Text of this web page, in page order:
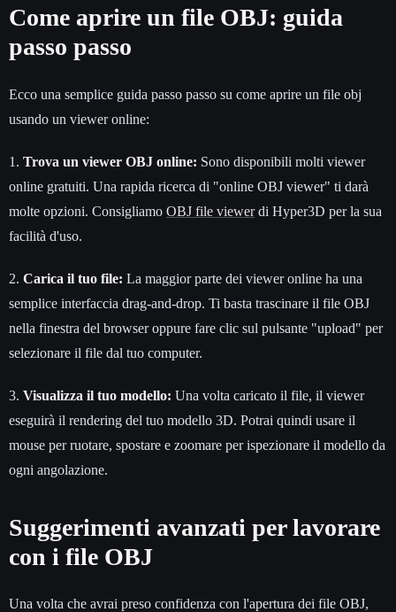
Come aprire un file OBJ: guida
passo passo
Ecco una semplice guida passo passo su come aprire un file obj
usando un viewer online:
1. Trova un viewer OBJ online: Sono disponibili molti viewer
online gratuiti. Una rapida ricerca di "online OBJ viewer" ti darà
molte opzioni. Consigliamo OBJ file viewerdi Hyper3D per la sua
facilità d'uso.
2. Carica il tuo file: La maggior parte dei viewer online ha una
semplice interfaccia drag-and-drop. Ti basta trascinare il file OBJ
nella finestra del browser oppure fare clic sul pulsante "upload" per
selezionare il file dal tuo computer.
3. Visualizza il tuo modello: Una volta caricato il file, il viewer
eseguirà il rendering del tuo modello 3D. Potrai quindi usare il
mouse per ruotare, spostare e zoomare per ispezionare il modello da
ogni angolazione.
Suggerimenti avanzati per lavorare
con i file OBJ
Una volta che avrai preso confidenza con l'apertura dei file OBJ,